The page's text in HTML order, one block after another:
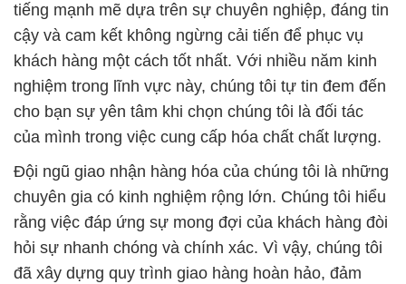
tiếng mạnh mẽ dựa trên sự chuyên nghiệp, đáng tin
cậy và cam kết không ngừng cải tiến để phục vụ
khách hàng một cách tốt nhất. Với nhiều năm kinh
nghiệm trong lĩnh vực này, chúng tôi tự tin đem đến
cho bạn sự yên tâm khi chọn chúng tôi là đối tác
của mình trong việc cung cấp hóa chất chất lượng.
Đội ngũ giao nhận hàng hóa của chúng tôi là những
chuyên gia có kinh nghiệm rộng lớn. Chúng tôi hiểu
rằng việc đáp ứng sự mong đợi của khách hàng đòi
hỏi sự nhanh chóng và chính xác. Vì vậy, chúng tôi
đã xây dựng quy trình giao hàng hoàn hảo, đảm